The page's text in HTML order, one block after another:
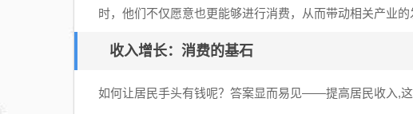
时，他们不仅愿意也更能够进行消费，从而带动相关产业的
收入增长：消费的基石
如何让居民手头有钱呢？答案显而易见——提高居民收入,这